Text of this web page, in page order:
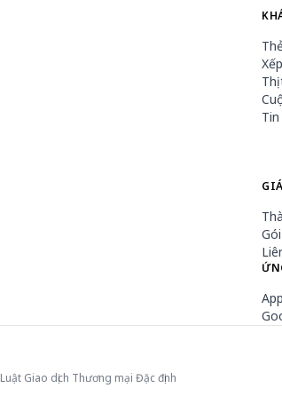
Luật Giao dịch Thương mại Đặc định